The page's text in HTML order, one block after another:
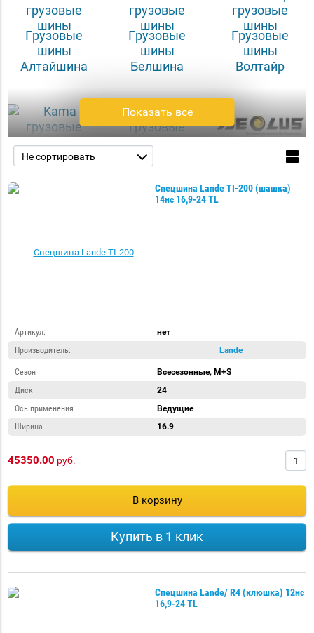
Грузовые
шины
Алтайшина
Грузовые
шины
Белшина
Грузовые
шины
Волтайр
Грузовые
шины
Грузовые
шины
Омскшина
Грузовые
Aeolus
Cordiant
Грузовые
Firestone
шины
Грузовые
шины
Michelin
шины
Показать все
Не сортировать
Спецшина Lande TI-200 (шашка)
14нс 16,9-24 TL
Артикул:
нет
Производитель:
Lande
Сезон
Всесезонные, M+S
Диск
24
Ось применения
Ведущие
Ширина
16.9
45350.00 руб.
В корзину
Купить в 1 клик
Спецшина Lande/ R4 (клюшка) 12нс
16,9-24 TL